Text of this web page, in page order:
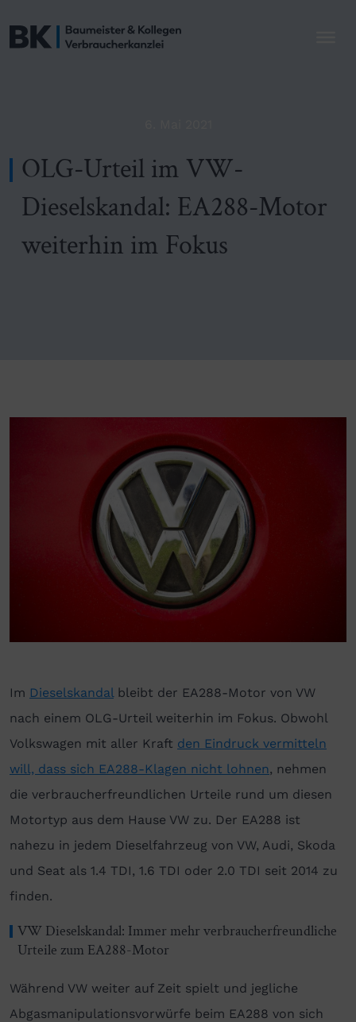
OLG-Urteil im VW-
Dieselskandal: EA288-Motor
weiterhin im Fokus
Im Dieselskandalbleibt der EA288-Motor von VW
nach einem OLG-Urteil weiterhin im Fokus. Obwohl
Volkswagen mit aller Kraft den Eindruck vermitteln
will, dass sich EA288-Klagen nicht lohnen, nehmen
die verbraucherfreundlichen Urteile rund um diesen
Motortyp aus dem Hause VW zu. Der EA288 ist
nahezu in jedem Dieselfahrzeug von VW, Audi, Skoda
und Seat als 1.4 TDI, 1.6 TDI oder 2.0 TDI seit 2014 zu
finden.
VW Dieselskandal: Immer mehr verbraucherfreundliche
Urteile zum EA288-Motor
Während VW weiter auf Zeit spielt und jegliche
Abgasmanipulationsvorwürfe beim EA288 von sich